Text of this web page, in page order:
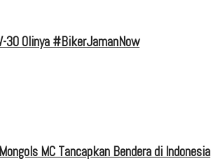
30 Olinya #BikerJamanNow
MC Tancapkan Bendera di Indonesia